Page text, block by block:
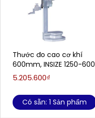
Thước đo cao cơ khí
600mm, INSIZE 1250-600
5.205.600₫
Có sẵn: 1 Sản phẩm